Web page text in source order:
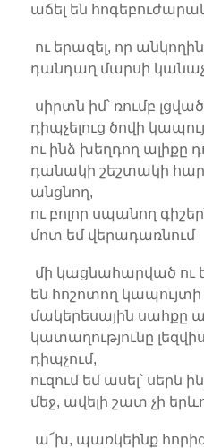
աճել են
ու երազել, որ
դանդաղ մարսի կանաչ
սիրտն իմ՝ ռումբ
դիպչելուց ծովի
ու ինձ խեղդող ալիքը
դանակի շեշտակի
անցնող,
ու բոլոր սպանող
մոտ եմ վերադառնում
մի կացնահարված ու
են հոշոտող կապույտի
մակերեսային սահքը
կատաղությունը
դիպչում,
ուզում եմ ասել՝ սերն
մեջ, ավելի շատ չի
ա՜խ, պառկեինք